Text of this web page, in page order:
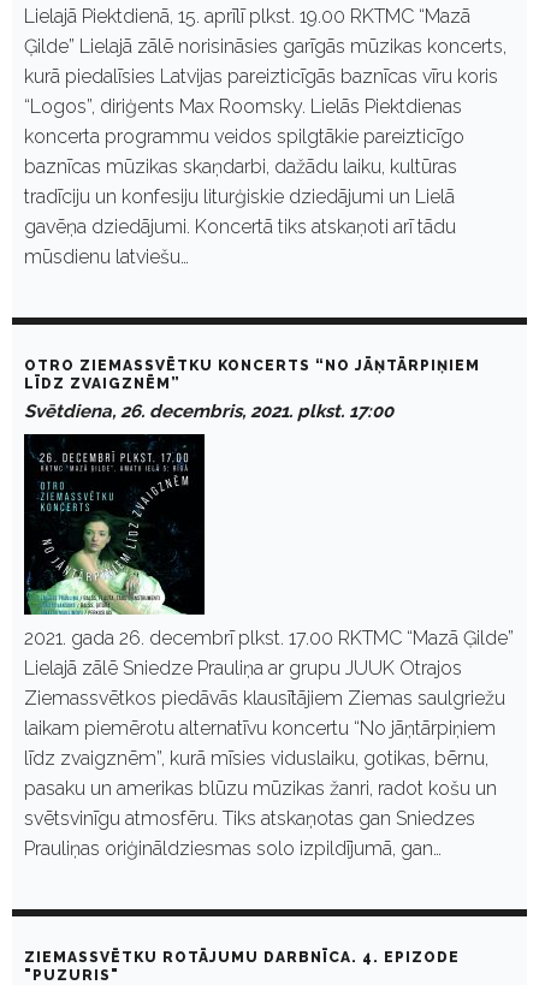
Lielajā Piektdienā, 15. aprīlī plkst. 19.00 RKTMC “Mazā
Ģilde” Lielajā zālē norisināsies garīgās mūzikas koncerts,
kurā piedalīsies Latvijas pareizticīgās baznīcas vīru koris
“Logos”, diriģents Max Roomsky. Lielās Piektdienas
koncerta programmu veidos spilgtākie pareizticīgo
baznīcas mūzikas skaņdarbi, dažādu laiku, kultūras
tradīciju un konfesiju liturģiskie dziedājumi un Lielā
gavēņa dziedājumi. Koncertā tiks atskaņoti arī tādu
mūsdienu latviešu…
OTRO ZIEMASSVĒTKU KONCERTS “NO JĀŅTĀRPIŅIEM
LĪDZ ZVAIGZNĒM”
Svētdiena, 26. decembris, 2021. plkst. 17:00
2021. gada 26. decembrī plkst. 17.00 RKTMC “Mazā Ģilde”
Lielajā zālē Sniedze Prauliņa ar grupu JUUK Otrajos
Ziemassvētkos piedāvās klausītājiem Ziemas saulgriežu
laikam piemērotu alternatīvu koncertu “No jāņtārpiņiem
līdz zvaigznēm”, kurā mīsies viduslaiku, gotikas, bērnu,
pasaku un amerikas blūzu mūzikas žanri, radot košu un
svētsvinīgu atmosfēru. Tiks atskaņotas gan Sniedzes
Prauliņas oriģināldziesmas solo izpildījumā, gan…
ZIEMASSVĒTKU ROTĀJUMU DARBNĪCA. 4. EPIZODE
"PUZURIS"